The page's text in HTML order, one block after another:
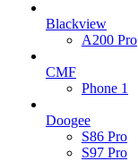
Blackview
A200 Pro
CMF
Phone 1
Doogee
S86 Pro
S97 Pro